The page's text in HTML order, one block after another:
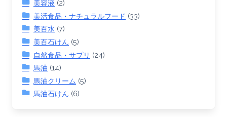
美容液 (2)
美活食品・ナチュラルフード (33)
美百水 (7)
美百石けん (5)
自然食品・サプリ (24)
馬油 (14)
馬油クリーム (5)
馬油石けん (6)